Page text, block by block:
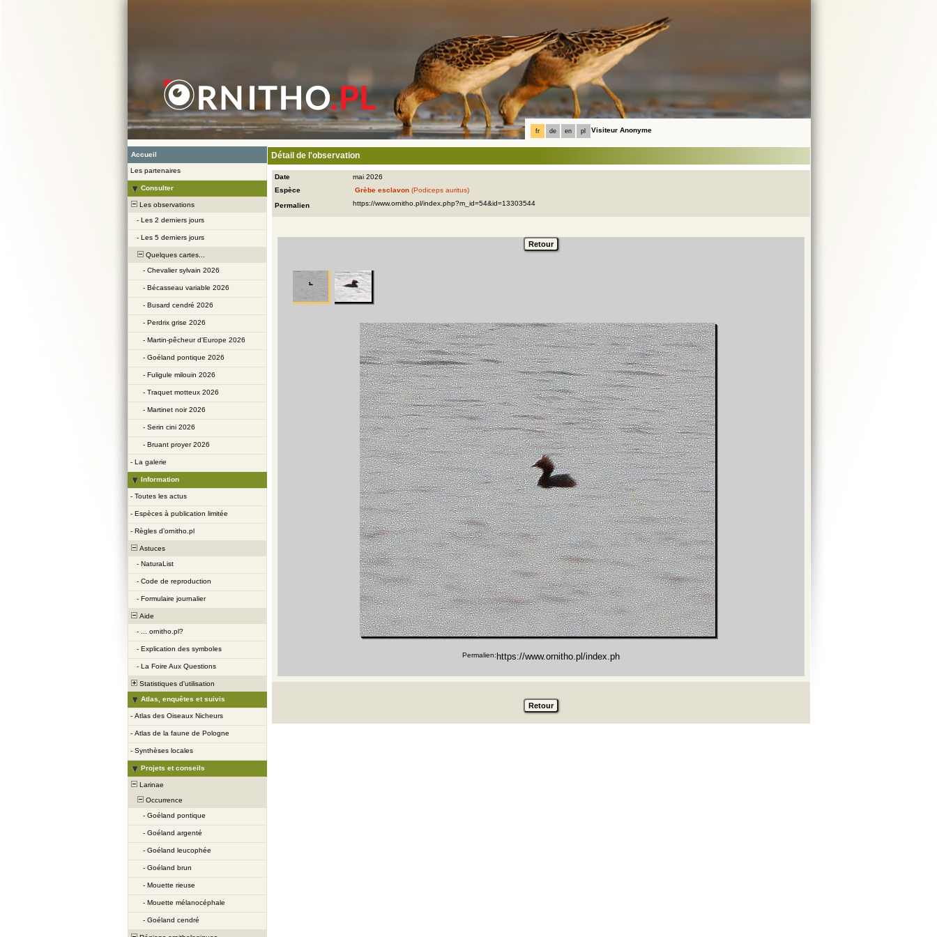
fr de en pl Visiteur Anonyme
Accueil
Les partenaires
Consulter
Les observations
- Les 2 derniers jours
- Les 5 derniers jours
Quelques cartes...
- Chevalier sylvain 2026
- Bécasseau variable 2026
- Busard cendré 2026
- Perdrix grise 2026
- Martin-pêcheur d'Europe 2026
- Goéland pontique 2026
- Fuligule milouin 2026
- Traquet motteux 2026
- Martinet noir 2026
- Serin cini 2026
- Bruant proyer 2026
- La galerie
Information
- Toutes les actus
- Espèces à publication limitée
- Règles d’ornitho.pl
Astuces
- NaturaList
- Code de reproduction
- Formulaire journalier
Aide
-
... ornitho.pl?
- Explication des symboles
- La Foire Aux Questions
Statistiques d'utilisation
Atlas, enquêtes et suivis
- Atlas des Oiseaux Nicheurs
- Atlas de la faune de Pologne
- Synthèses locales
Projets et conseils
Larinae
Occurrence
- Goéland pontique
- Goéland argenté
- Goéland leucophée
- Goéland brun
- Mouette rieuse
- Mouette mélanocéphale
- Goéland cendré
Détail de l'observation
Date
mai 2026
Espèce
Grèbe esclavon (Podiceps auritus)
Permalien
Permalien: